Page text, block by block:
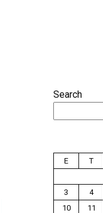
Search
E
T
3
4
10
11